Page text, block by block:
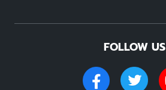
FOLLOW US